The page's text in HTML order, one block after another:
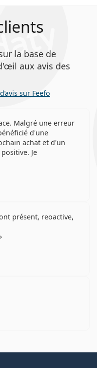
la base de
aux avis des
sur Feefo
Malgré une erreur
d'une
achat et d'un
Je
présent, reoactive,